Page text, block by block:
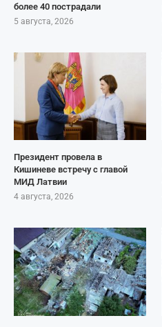
более 40 пострадали
5 августа, 2026
Президент провела в
Кишиневе встречу с главой
МИД Латвии
4 августа, 2026